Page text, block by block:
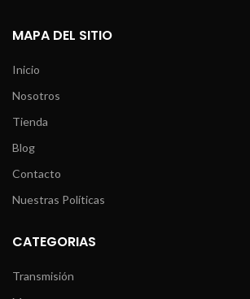
MAPA DEL SITIO
Inicio
Nosotros
Tienda
Blog
Contacto
Nuestras Políticas
CATEGORIAS
Transmisión